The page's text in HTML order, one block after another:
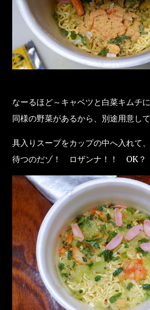
なーるほど～キャベツと白菜キムチ
同様の野菜があるから、別途用意して
具入りスープをカップの中へ入れて
待つのだゾ！ ロザンナ！！ OK？